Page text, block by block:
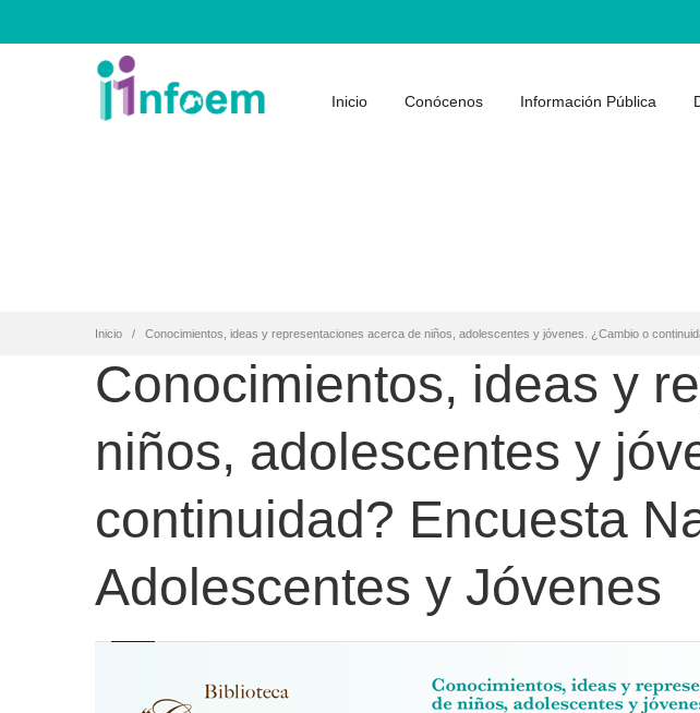
Inicio Conócenos Información Pública
Inicio Conocimientos, ideas y representaciones acerca de niños, adolescentes y jóvenes. ¿Cambio o
Conocimientos, ideas y
niños, adolescentes y
continuidad? Encuesta
Adolescentes y Jóvenes